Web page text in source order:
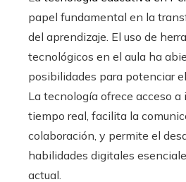
papel fundamental en la
del aprendizaje. El uso de
tecnológicos en el aula ha
posibilidades para potenciar
La tecnología ofrece acceso
tiempo real, facilita la
colaboración, y permite el
habilidades digitales
actual.